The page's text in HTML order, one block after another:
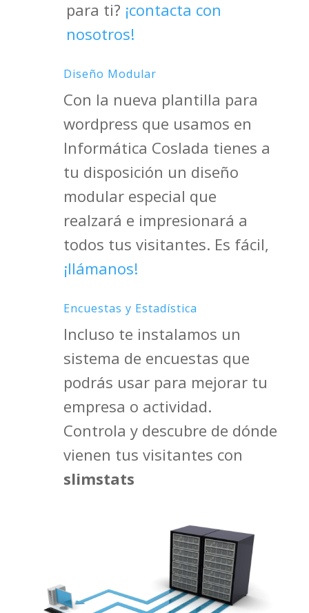
para ti? ¡contacta con
nosotros!
Diseño Modular
Con la nueva plantilla para
wordpress que usamos en
Informática Coslada tienes a
tu disposición un diseño
modular especial que
realzará e impresionará a
todos tus visitantes. Es fácil,
¡llámanos!
Encuestas y Estadística
Incluso te instalamos un
sistema de encuestas que
podrás usar para mejorar tu
empresa o actividad.
Controla y descubre de dónde
vienen tus visitantes con
slimstats